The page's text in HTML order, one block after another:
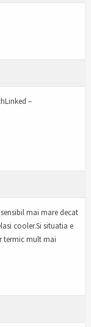
–
mai mare decat
cooler.Si situatia e
termic mult mai